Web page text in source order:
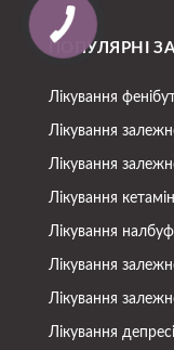
ПОПУЛЯРНІ
Лікування
Лікування
Лікування
Лікування
Лікування
Лікування
Лікування
Лікування